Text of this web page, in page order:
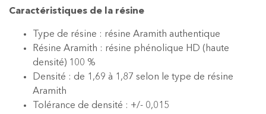
Caractéristiques de la résine
Type de résine : résine Aramith authentique
Résine Aramith : résine phénolique HD (haute
densité) 100 %
Densité : de 1,69 à 1,87 selon le type de résine
Aramith
Tolérance de densité : +/- 0,015